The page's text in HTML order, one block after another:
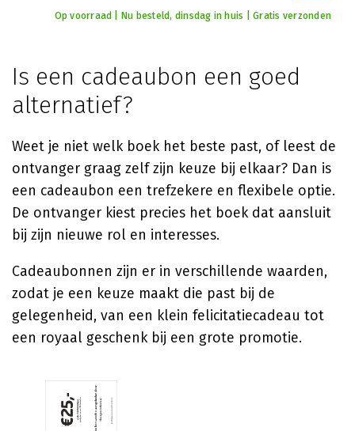
Op voorraad | Nu besteld, dinsdag in huis | Gratis verzonden
Is een cadeaubon een goed
alternatief?
Weet je niet welk boek het beste past, of leest de
ontvanger graag zelf zijn keuze bij elkaar? Dan is
een cadeaubon een trefzekere en flexibele optie.
De ontvanger kiest precies het boek dat aansluit
bij zijn nieuwe rol en interesses.
Cadeaubonnen zijn er in verschillende waarden,
zodat je een keuze maakt die past bij de
gelegenheid, van een klein felicitatiecadeau tot
een royaal geschenk bij een grote promotie.